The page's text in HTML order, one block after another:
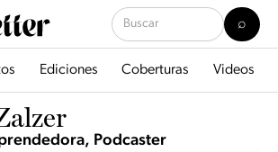
Ediciones Coberturas Videos
Podcaster